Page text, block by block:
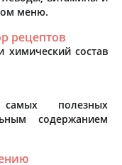
меню.
рецептов
химический состав
полезных
содержанием